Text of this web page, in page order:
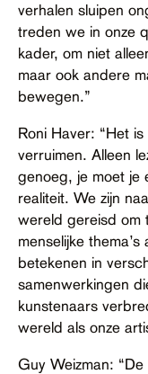
verhalen sluipen
treden we in onze
kader, om niet
maar ook andere
bewegen.”
Roni Haver: “Het
verruimen. Alleen
genoeg, je moet je
realiteit. We zijn
wereld gereisd om
menselijke
betekenen in
samenwerkingen
kunstenaars
wereld als onze
Guy Weizman: